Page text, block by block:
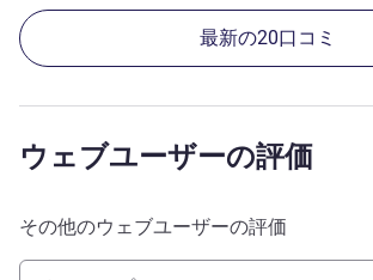
最新の20口コミ
ウェブユーザーの評価
その他のウェブユーザーの評価